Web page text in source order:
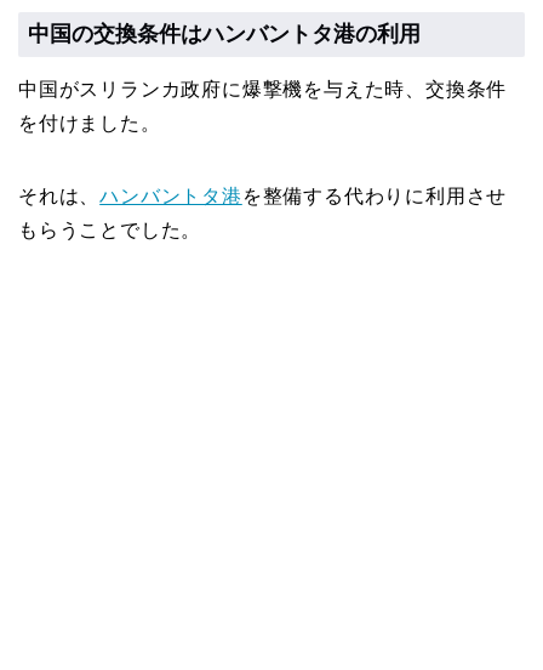
中国の交換条件はハンバントタ港の利用
中国がスリランカ政府に爆撃機を与えた時、交換条件
を付けました。
それは、ハンバントタ港 を整備する代わりに利用させ
もらうことでした。